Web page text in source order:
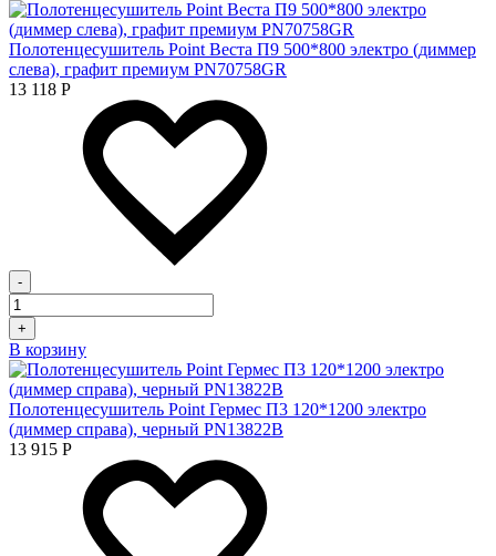
Полотенцесушитель Point Веста П9 500*800 электро (диммер
слева), графит премиум PN70758GR
13 118 Р
-
+
В корзину
Полотенцесушитель Point Гермес П3 120*1200 электро
(диммер справа), черный PN13822B
13 915 Р